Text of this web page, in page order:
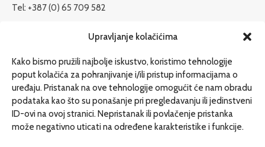
Upravljanje kolačićima
Kako bismo pružili najbolje iskustvo, koristimo tehnologije
poput kolačića za pohranjivanje i/ili pristup informacijama o
uređaju. Pristanak na ove tehnologije omogućit će nam obradu
podataka kao što su ponašanje pri pregledavanju ili jedinstveni
ID-ovi na ovoj stranici. Nepristanak ili povlačenje pristanka
može negativno uticati na određene karakteristike i funkcije.
Tel: +387 (0) 65 709 582
redakcija@etrafika.net
Dosije
Drugi pišu
Društvo